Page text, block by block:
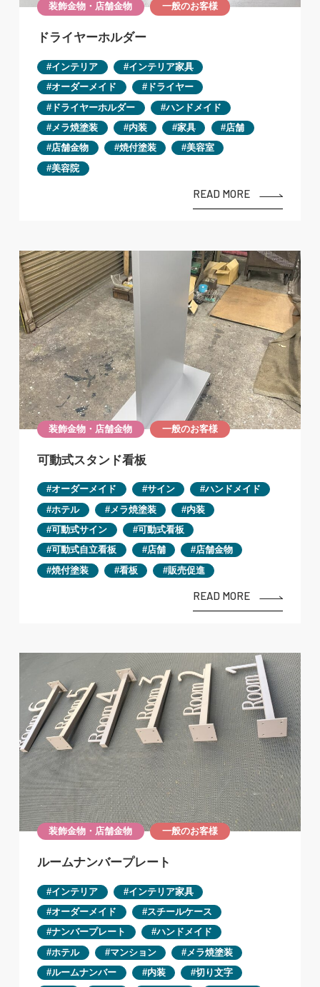
装飾金物・店舗金物 一般のお客様
ドライヤーホルダー
インテリア
インテリア家具
オーダーメイド
ドライヤー
ドライヤーホルダー
ハンドメイド
メラ焼塗装
内装 家具
店舗
店舗金物
焼付塗装
美容室
美容院
READ MORE
装飾金物・店舗金物 一般のお客様
可動式スタンド看板
オーダーメイド サイン
ハンドメイド
ホテル
メラ焼塗装
内装
可動式サイン
可動式看板
可動式自立看板
店舗
店舗金物
焼付塗装
看板 販売促進
READ MORE
装飾金物・店舗金物 一般のお客様
ルームナンバープレート
インテリア
インテリア家具
オーダーメイド
スチールケース
ナンバープレート
ハンドメイド
ホテル
マンション
メラ焼塗装
ルームナンバー
内装 切り文字